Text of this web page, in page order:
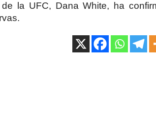
la UFC, Dana White, ha